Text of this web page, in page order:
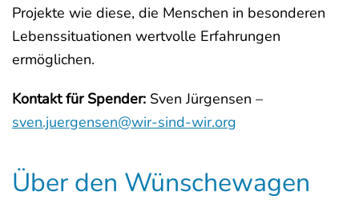
Projekte wie diese, die Menschen in besonderen
Lebenssituationen wertvolle Erfahrungen
ermöglichen.
Kontakt für Spender: Sven Jürgensen –
sven.juergensen@wir-sind-wir.org
Über den Wünschewagen